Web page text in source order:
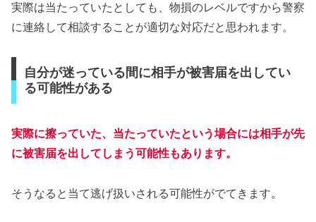
実際は当たっていたとしても、物損のレベルですから警察
に連絡して相談することが適切な対応だと思われます。
自分が迷っている間に相手が被害届を出してい
る可能性がある
実際に擦っていた、当たっていたという場合には相手が先
に被害届を出 してしまう可能性もあります。
そうなると当て逃げ扱いされる可能性がでてきます。